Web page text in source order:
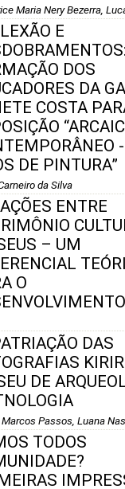
Maria Nery Bezerra,
E
DOS
DA
COSTA
DE PINTURA”
da Silva
ENTRE
– UM
O
DAS
DE
Passos, Luana
TODOS